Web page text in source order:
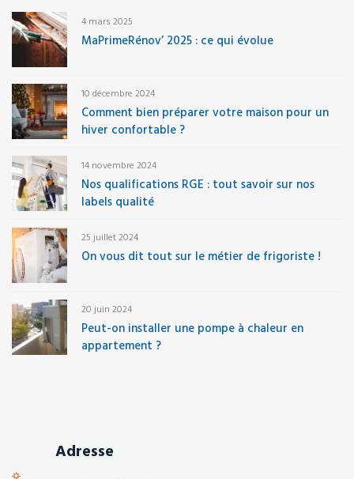
4 mars 2025
MaPrimeRénov’ 2025 : ce qui évolue
10 décembre 2024
Comment bien préparer votre maison pour un
hiver confortable ?
14 novembre 2024
Nos qualifications RGE : tout savoir sur nos
labels qualité
25 juillet 2024
On vous dit tout sur le métier de frigoriste !
20 juin 2024
Peut-on installer une pompe à chaleur en
appartement ?
Adresse